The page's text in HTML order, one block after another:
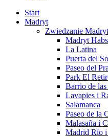
Start
Madryt
Zwiedzanie
Madryt
La Latina
Puerta del
Paseo del
Park El
Barrio de
Lavapies i
Salamanca
Paseo de la
Malasaña i
Madrid Río i